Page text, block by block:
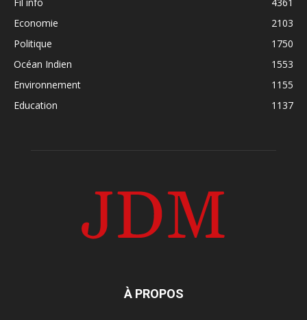
Economie
2103
Politique
1750
Océan Indien
1553
Environnement
1155
Education
1137
À PROPOS